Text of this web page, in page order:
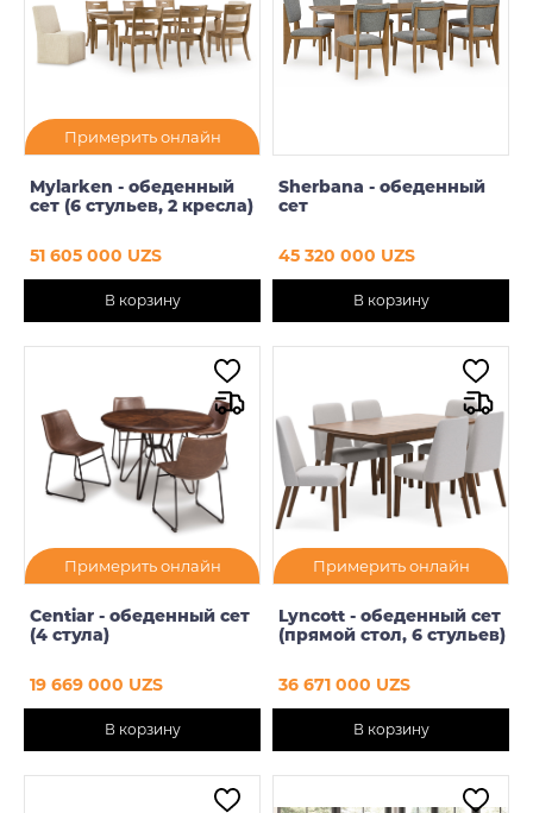
Примерить онлайн
Mylarken - обеденный
сет (6 стульев, 2 кресла)
51 605 000 UZS
В корзину
Sherbana - обеденный
сет
45 320 000 UZS
В корзину
Примерить онлайн
Centiar - обеденный сет
(4 стула)
19 669 000 UZS
В корзину
Примерить онлайн
Lyncott - обеденный сет
(прямой стол, 6 стульев)
36 671 000 UZS
В корзину